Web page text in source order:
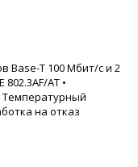
Base-T 100 Мбит/с и 2
AT •
на отказ